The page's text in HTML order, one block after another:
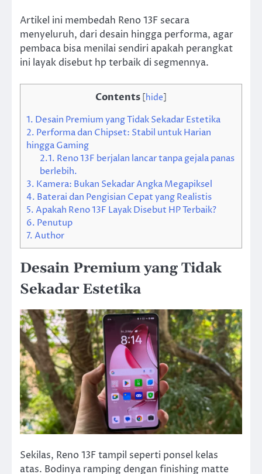
Artikel ini membedah Reno 13F secara
menyeluruh, dari desain hingga performa, agar
pembaca bisa menilai sendiri apakah perangkat
ini layak disebut hp terbaik di segmennya.
Contents [hide]
1. Desain Premium yang Tidak Sekadar Estetika
2. Performa dan Chipset: Stabil untuk Harian
hingga Gaming
2.1. Reno 13F berjalan lancar tanpa gejala panas
berlebih.
3. Kamera: Bukan Sekadar Angka Megapiksel
4. Baterai dan Pengisian Cepat yang Realistis
5.Apakah Reno 13F Layak Disebut HP Terbaik?
6. Penutup
7.Author
Desain Premium yang Tidak
Sekadar Estetika
Sekilas, Reno 13F tampil seperti ponsel kelas
atas. Bodinya ramping dengan finishing matte